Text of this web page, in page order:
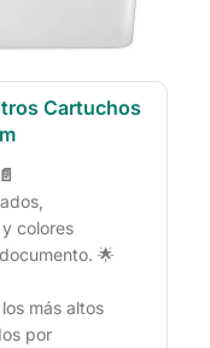
Cartuchos
📄
colores
🌟
más altos
por